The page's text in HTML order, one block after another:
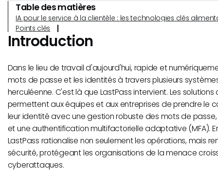
Table des matières
IA pour le service à la clientèle : les technologies clés
Points clés
Introduction
Dans le lieu de travail d'aujourd'hui, rapide et
mots de passe et les identités à travers plusieurs
herculéenne. C'est là que LastPass intervient. Les
permettent aux équipes et aux entreprises de prendre le
leur identité avec une gestion robuste des mots de
et une authentification multifactorielle adaptative (MFA).
LastPass rationalise non seulement les opérations, mais
sécurité, protégeant les organisations de la menace
cyberattaques.